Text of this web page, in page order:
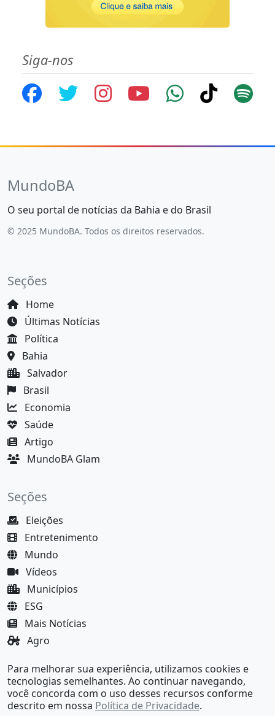
Siga-nos
MundoBA
O seu portal de notícias da Bahia e do Brasil
© 2025 MundoBA. Todos os direitos reservados.
Seções
Home
Últimas Notícias
Política
Bahia
Salvador
Brasil
Economia
Saúde
Artigo
MundoBA Glam
Seções
Eleições
Entretenimento
Mundo
Vídeos
Municípios
ESG
Mais Notícias
Agro
MundoBA Black
Para melhorar sua experiência, utilizamos cookies e
tecnologias semelhantes. Ao continuar navegando,
você concorda com o uso desses recursos conforme
descrito em nossa Política de Privacidade.